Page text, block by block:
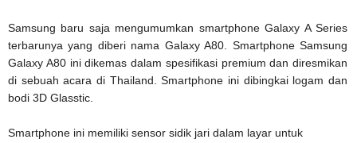
Samsung baru saja mengumumkan smartphone Galaxy A Series
terbarunya yang diberi nama Galaxy A80. Smartphone Samsung
Galaxy A80 ini dikemas dalam spesifikasi premium dan diresmikan
di sebuah acara di Thailand. Smartphone ini dibingkai logam dan
bodi 3D Glasstic.
Smartphone ini memiliki sensor sidik jari dalam layar untuk